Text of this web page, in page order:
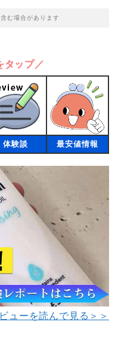
む場合があります
タップ／
体験談 最安値情報
ューを読んで見る＞＞